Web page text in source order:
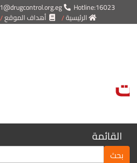
Hotline:16023
الرئيسية
أهداف الموقع
القائمة
بحث